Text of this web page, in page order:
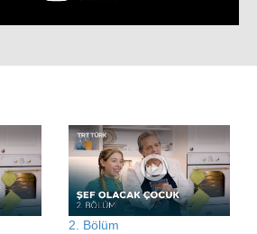
2. Bölüm